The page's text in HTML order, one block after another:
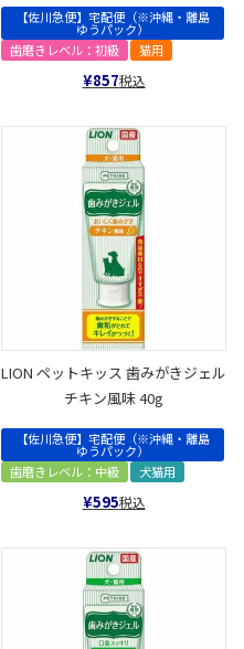
【佐川急便】宅配便（※沖縄・離島
ゆうパック）
歯磨きレベル：初級
猫用
¥857税込
LION ペットキッス 歯みがきジェル
チキン風味 40g
【佐川急便】宅配便（※沖縄・離島
ゆうパック）
歯磨きレベル：中級
犬猫用
¥595税込